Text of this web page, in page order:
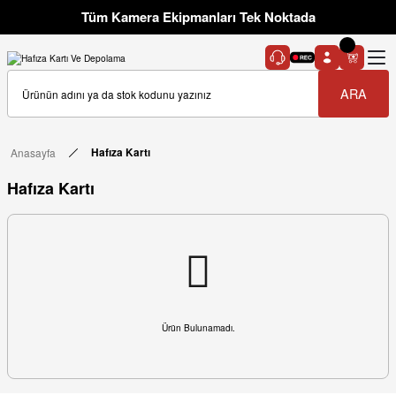
Tüm Kamera Ekipmanları Tek Noktada
ARA
Anasayfa Hafıza Kartı
Hafıza Kartı
Ürün Bulunamadı.